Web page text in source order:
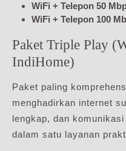
WiFi + Telepon 50
WiFi + Telepon 100
Paket Triple Play
IndiHome)
Paket paling
menghadirkan internet
lengkap, dan
dalam satu layanan